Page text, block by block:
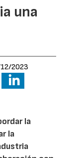
una
2023
la
la